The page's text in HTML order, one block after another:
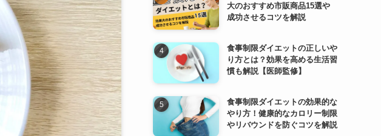
大のおすすめ市販商品15選や
成功させるコツを解説
食事制限ダイエットの正しいや
り方とは？効果を高める生活習
慣も解説【医師監修】
食事制限ダイエットの効果的な
やり方！健康的なカロリー制限
やリバウンドを防ぐコツを解説